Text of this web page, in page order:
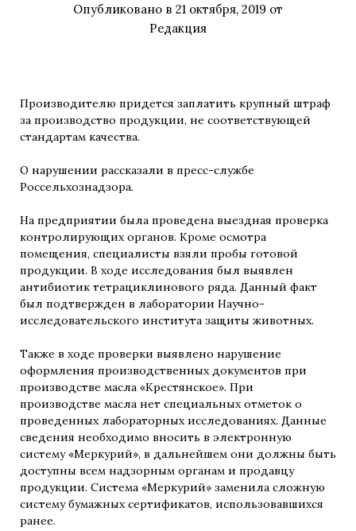
Опубликовано в 21 октября, 2019 от
Редакция
Производителю придется заплатить крупный штраф
за производство продукции, не соответствующей
стандартам качества.
О нарушении рассказали в пресс-службе
Россельхознадзора.
На предприятии была проведена выездная проверка
контролирующих органов. Кроме осмотра
помещения, специалисты взяли пробы готовой
продукции. В ходе исследования был выявлен
антибиотик тетрациклинового ряда. Данный факт
был подтвержден в лаборатории Научно-
исследовательского института защиты животных.
Также в ходе проверки выявлено нарушение
оформления производственных документов при
производстве масла «Крестянское». При
производстве масла нет специальных отметок о
проведенных лабораторных исследованиях. Данные
сведения необходимо вносить в электронную
систему «Меркурий», в дальнейшем они должны быть
доступны всем надзорным органам и продавцу
продукции. Система «Меркурий» заменила сложную
систему бумажных сертификатов, использовавшихся
ранее.